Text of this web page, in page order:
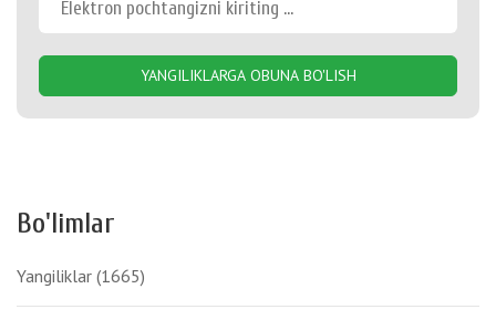
YANGILIKLARGA OBUNA BO'LISH
Bo'limlar
Yangiliklar (1665)